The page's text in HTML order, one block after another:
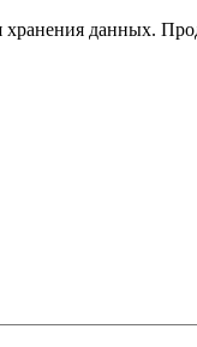
хранения данных.